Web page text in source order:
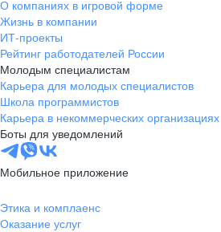
О компаниях в игровой форме
Жизнь в компании
ИТ-проекты
Рейтинг работодателей России
Молодым специалистам
Карьера для молодых специалистов
Школа программистов
Карьера в некоммерческих организациях
Боты для уведомлений
Мобильное приложение
Этика и комплаенс
Оказание услуг